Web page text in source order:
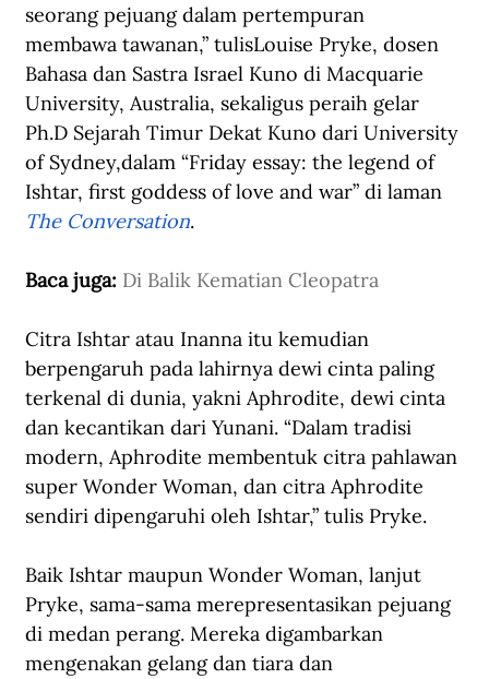
seorang pejuang dalam pertempuran
membawa tawanan,” tulisLouise Pryke, dosen
Bahasa dan Sastra Israel Kuno di Macquarie
University, Australia, sekaligus peraih gelar
Ph.D Sejarah Timur Dekat Kuno dari University
of Sydney,dalam “Friday essay: the legend of
Ishtar, first goddess of love and war” di laman
The Conversation.
Baca juga: Di Balik Kematian Cleopatra
Citra Ishtar atau Inanna itu kemudian
berpengaruh pada lahirnya dewi cinta paling
terkenal di dunia, yakni Aphrodite, dewi cinta
dan kecantikan dari Yunani. “Dalam tradisi
modern, Aphrodite membentuk citra pahlawan
super Wonder Woman, dan citra Aphrodite
sendiri dipengaruhi oleh Ishtar,” tulis Pryke.
Baik Ishtar maupun Wonder Woman, lanjut
Pryke, sama-sama merepresentasikan pejuang
di medan perang. Mereka digambarkan
mengenakan gelang dan tiara dan